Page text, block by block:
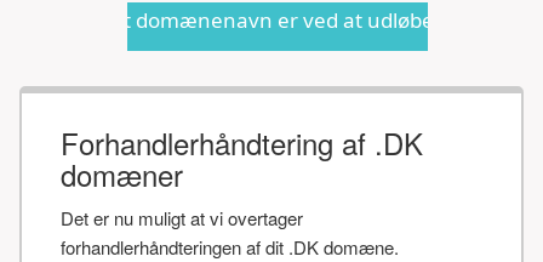
er ved at udløbe eller anden form for
Forhandlerhåndtering af .DK
domæner
Det er nu muligt at vi overtager
forhandlerhåndteringen af dit .DK domæne.